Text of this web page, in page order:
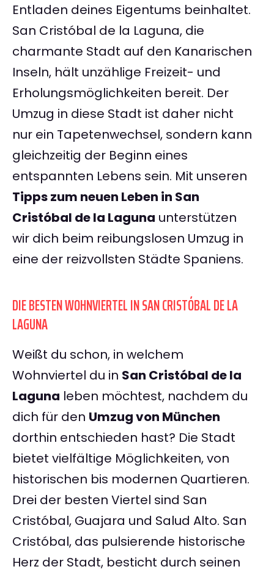
Entladen deines Eigentums beinhaltet.
San Cristóbal de la Laguna, die
charmante Stadt auf den Kanarischen
Inseln, hält unzählige Freizeit- und
Erholungsmöglichkeiten bereit. Der
Umzug in diese Stadt ist daher nicht
nur ein Tapetenwechsel, sondern kann
gleichzeitig der Beginn eines
entspannten Lebens sein. Mit unseren
Tipps zum neuen Leben in San
Cristóbal de la Laguna unterstützen
wir dich beim reibungslosen Umzug in
eine der reizvollsten Städte Spaniens.
DIE BESTEN WOHNVIERTEL IN SAN CRISTÓBAL DE LA
LAGUNA
Weißt du schon, in welchem
Wohnviertel du in San Cristóbal de la
Laguna leben möchtest, nachdem du
dich für den Umzug von München
dorthin entschieden hast? Die Stadt
bietet vielfältige Möglichkeiten, von
historischen bis modernen Quartieren.
Drei der besten Viertel sind San
Cristóbal, Guajara und Salud Alto. San
Cristóbal, das pulsierende historische
Herz der Stadt, besticht durch seinen